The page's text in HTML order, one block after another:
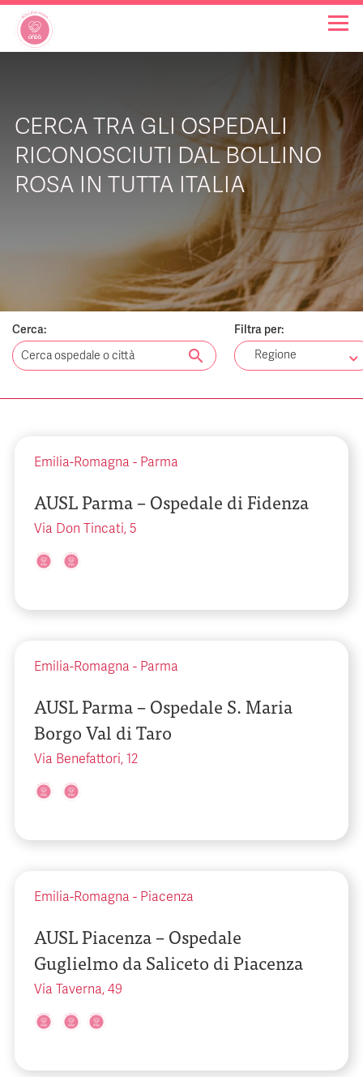
INIZIATIVE
NOTIZIE
CHI SIAMO
CERCA TRA GLI OSPEDALI
RICONOSCIUTI DAL BOLLINO
ROSA IN TUTTA ITALIA
Cerca:
search
Filtra per:
Regione
Emilia-Romagna - Parma
AUSL Parma – Ospedale di Fidenza
Via Don Tincati, 5
Emilia-Romagna - Parma
AUSL Parma – Ospedale S. Maria
Borgo Val di Taro
Via Benefattori, 12
Emilia-Romagna - Piacenza
AUSL Piacenza – Ospedale
Guglielmo da Saliceto di Piacenza
Via Taverna, 49